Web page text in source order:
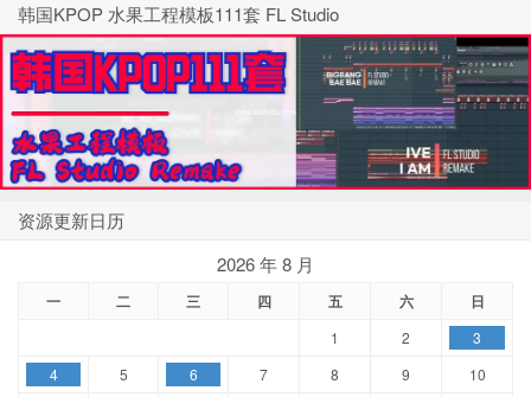
韩国KPOP 水果工程模板111套 FL Studio
资源更新日历
2026 年 8 月
一 二 三 四 五 六 日
1 2
3
4
5 6 7 8 9
10